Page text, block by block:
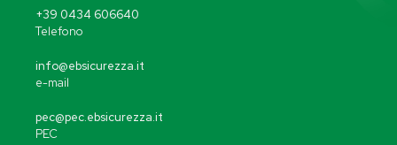
+39 0434 606640
Telefono
info@ebsicurezza.it
e-mail
pec@pec.ebsicurezza.it
PEC